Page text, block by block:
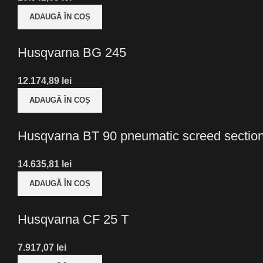
ADAUGĂ ÎN COȘ
Husqvarna BG 245
lei
ADAUGĂ ÎN COȘ
Husqvarna BT 90 pneumatic screed
lei
ADAUGĂ ÎN COȘ
Husqvarna CF 25 T
lei